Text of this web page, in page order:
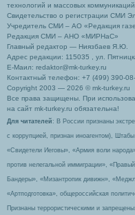
технологий и массовых
Свидетельство о регистрации СМИ
Учредитель СМИ – АО «Редакция
Редакция СМИ – АНО «МИРНаС»
Главный редактор — Ниязбаев Я.Ю.
Адрес редакции: 115035 , ул.
Е-Маил: redaktor@mk-turkey.ru
Контактный телефон: +7 (499) 390-
Copyright 2003 — 2026 © mk-turkey.ru
Все права защищены. При
на сайт mk-turkey.ru обязательна!
Для читателей : В России признаны
с коррупцией, признан иноагентом),
«Свидетели Иеговы», «Армия воли
против нелегальной иммиграции»,
Бандеры», «Мизантропик дивижн»,
«Артподготовка», общероссийская
Признаны террористическими и